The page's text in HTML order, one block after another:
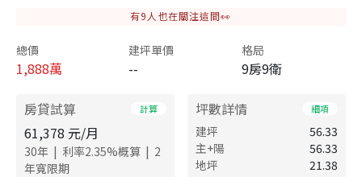
有9 人也在關注這間👀
總價
1,888萬
建坪單價
--
格局
9房9衛
房貸試算 計算
61,378 元/月
30年 | 利率2.35%概算 | 2
年寬限期
坪數詳情 細項
建坪
56.33
主+陽
56.33
地坪
21.38